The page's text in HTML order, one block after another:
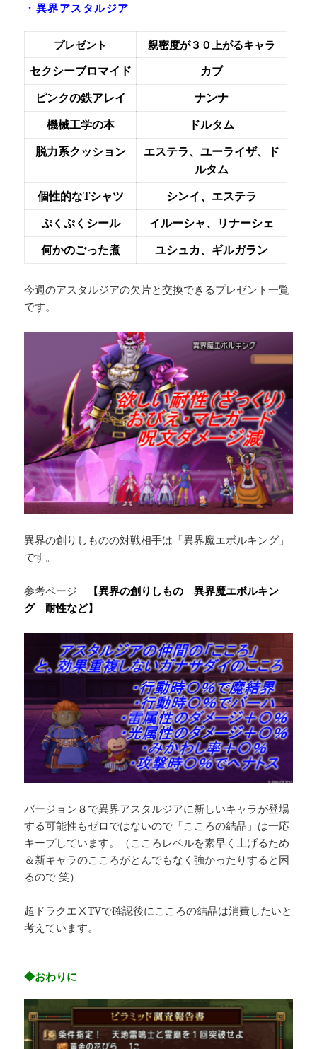
・異界アスタルジア
プレゼント 親密度が３０上がるキャラ
セクシーブロマイド
カブ
ピンクの鉄アレイ
ナンナ
機械工学の本
ドルタム
脱力系クッション
エステラ、ユーライザ、ド
ルタム
個性的なTシャツ
シンイ、エステラ
ぷくぷくシール
イルーシャ、リナーシェ
何かのごった煮
ユシュカ、ギルガラン
今週のアスタルジアの欠片と交換できるプレゼント一覧
です。
異界の創りしものの対戦相手は「異界魔エボルキング」
です。
参考ページ
【異界の創りしもの 異界魔エボルキン
グ 耐性など】
バージョン８で異界アスタルジアに新しいキャラが登場
する可能性もゼロではないので「こころの結晶」は一応
キープしています。（こころレベルを素早く上げるため
＆新キャラのこころがとんでもなく強かったりすると困
るので 笑）
超ドラクエⅩTVで確認後にこころの結晶は消費したいと
考えています。
◆おわりに